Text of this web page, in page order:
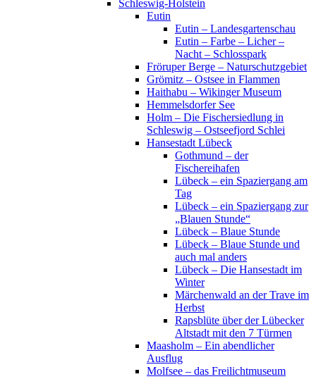
Schleswig-Holstein
Eutin
Eutin – Landesgartenschau
Eutin – Farbe – Licher –
Nacht – Schlosspark
Fröruper Berge – Naturschutzgebiet
Grömitz – Ostsee in Flammen
Haithabu – Wikinger Museum
Hemmelsdorfer See
Holm – Die Fischersiedlung in
Schleswig – Ostseefjord Schlei
Hansestadt Lübeck
Gothmund – der
Fischereihafen
Lübeck – ein Spaziergang am
Tag
Lübeck – ein Spaziergang zur
„Blauen Stunde“
Lübeck – Blaue Stunde
Lübeck – Blaue Stunde und
auch mal anders
Lübeck – Die Hansestadt im
Winter
Märchenwald an der Trave im
Herbst
Rapsblüte über der Lübecker
Altstadt mit den 7 Türmen
Maasholm – Ein abendlicher
Ausflug
Molfsee – das Freilichtmuseum